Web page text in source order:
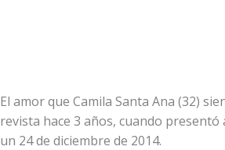
El amor que Camila Santa Ana (32)
revista hace 3 años, cuando
un 24 de diciembre de 2014.